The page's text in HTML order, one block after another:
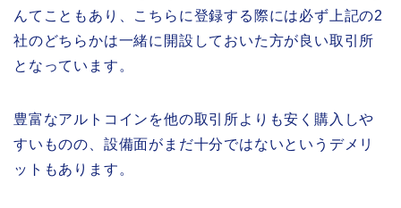
んてこともあり、こちらに登録する際には必ず上記の2
社のどちらかは一緒に開設しておいた方が良い取引所
となっています。
豊富なアルトコインを他の取引所よりも安く購入しや
すいものの、設備面がまだ十分ではないというデメリ
ットもあります。